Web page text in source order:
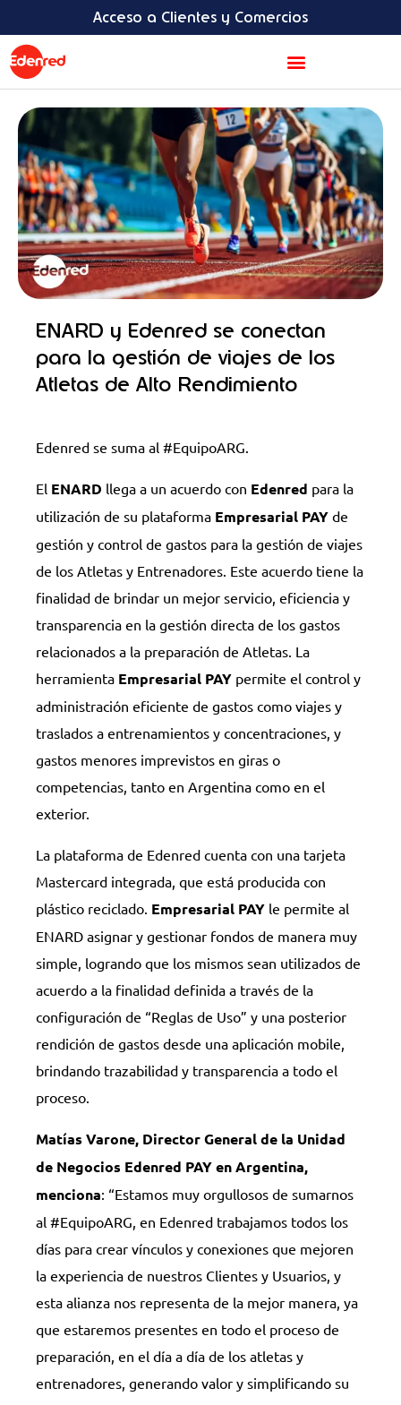
al
contenido
Acceso a Clientes y Comercios
ENARD y Edenred se conectan
para la gestión de viajes de los
Atletas de Alto Rendimiento
Edenred se suma al #EquipoARG.
El ENARD llega a un acuerdo con Edenred para la
utilización de su plataforma Empresarial PAY de
gestión y control de gastos para la gestión de viajes
de los Atletas y Entrenadores. Este acuerdo tiene la
finalidad de brindar un mejor servicio, eficiencia y
transparencia en la gestión directa de los gastos
relacionados a la preparación de Atletas. La
herramienta Empresarial PAY permite el control y
administración eficiente de gastos como viajes y
traslados a entrenamientos y concentraciones, y
gastos menores imprevistos en giras o
competencias, tanto en Argentina como en el
exterior.
La plataforma de Edenred cuenta con una tarjeta
Mastercard integrada, que está producida con
plástico reciclado. Empresarial PAY le permite al
ENARD asignar y gestionar fondos de manera muy
simple, logrando que los mismos sean utilizados de
acuerdo a la finalidad definida a través de la
configuración de “Reglas de Uso” y una posterior
rendición de gastos desde una aplicación mobile,
brindando trazabilidad y transparencia a todo el
proceso.
Matías Varone, Director General de la Unidad
de Negocios Edenred PAY en Argentina,
menciona: “Estamos muy orgullosos de sumarnos
al #EquipoARG, en Edenred trabajamos todos los
días para crear vínculos y conexiones que mejoren
la experiencia de nuestros Clientes y Usuarios, y
esta alianza nos representa de la mejor manera, ya
que estaremos presentes en todo el proceso de
preparación, en el día a día de los atletas y
entrenadores, generando valor y simplificando su